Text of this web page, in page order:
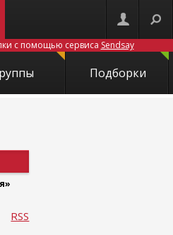
с помощью сервиса Sendsay
Подборки
RSS